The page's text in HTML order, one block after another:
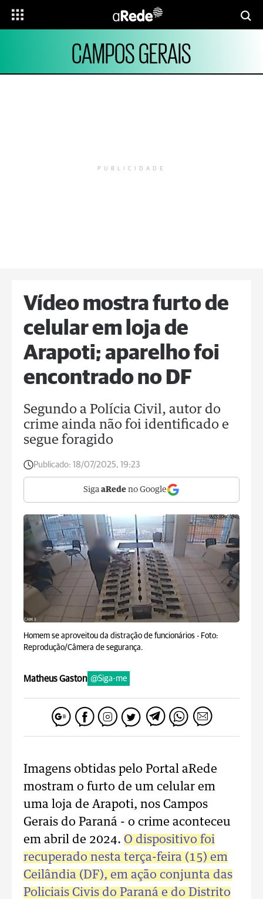
CAMPOS GERAIS
PUBLICIDADE
Vídeo mostra furto de
celular em loja de
Arapoti; aparelho foi
encontrado no DF
Segundo a Polícia Civil, autor do
crime ainda não foi identificado e
segue foragido
Publicado: 18/07/2025, 19:23
Siga aRede no Google
Homem se aproveitou da distração de funcionários - Foto:
Reprodução/Câmera de segurança.
Matheus Gaston @Siga-me
Imagens obtidas pelo Portal aRede
mostram o furto de um celular em
uma loja de Arapoti, nos Campos
Gerais do Paraná - o crime aconteceu
em abril de 2024. O dispositivo foi
recuperado nesta terça-feira (15) em
Ceilândia (DF), em ação conjunta das
Policiais Civis do Paraná e do Distrito